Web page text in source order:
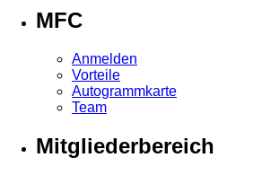
MFC
Anmelden
Vorteile
Autogrammkarte
Team
Mitgliederbereich